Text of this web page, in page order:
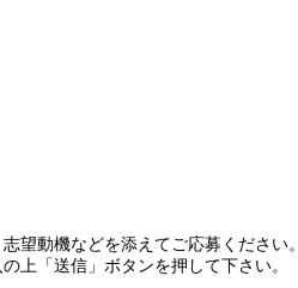
望動機などを添えてご応募ください。
上「送信」ボタンを押して下さい。